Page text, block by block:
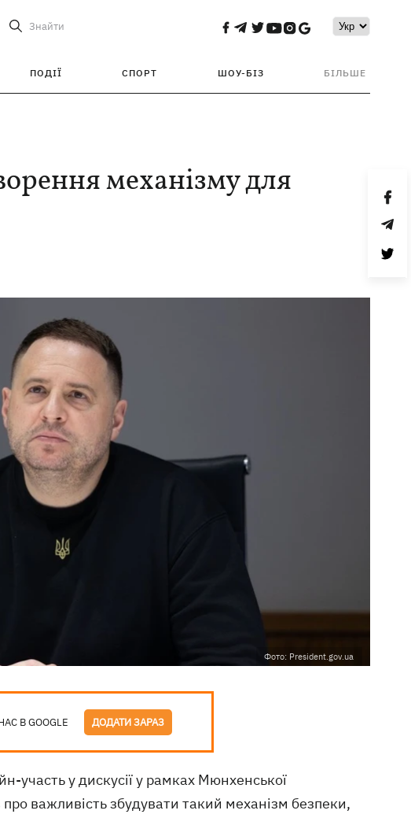
Знайти
ПОДІЇ СПОРТ ШОУ-БІЗ БІЛЬШЕ
механізму для
Фото: President.gov.ua
В GOOGLE ДОДАТИ ЗАРАЗ
участь у дискусії у рамках Мюнхенської
важливість збудувати такий механізм безпеки,